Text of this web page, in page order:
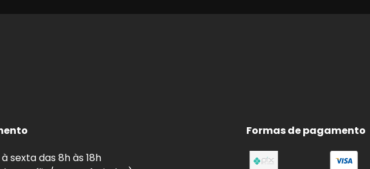
de Freio FERODO
sexta das 8h às 18h
Formas de pagamento